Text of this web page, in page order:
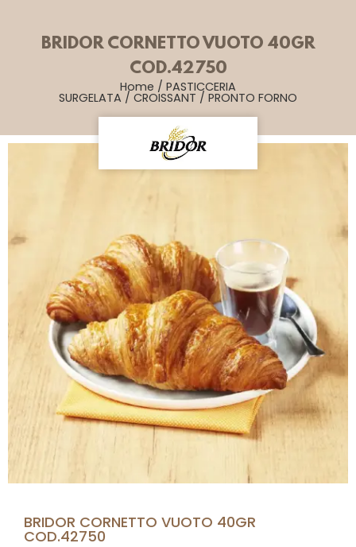
BRIDOR CORNETTO VUOTO 40GR
COD.42750
Home / PASTICCERIA
SURGELATA / CROISSANT / PRONTO FORNO
BRIDOR CORNETTO VUOTO 40GR
COD.42750